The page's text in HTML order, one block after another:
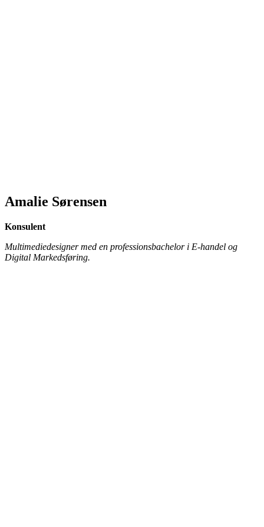
Amalie Sørensen
Konsulent
Multimediedesigner med en professionsbachelor i E-handel og
Digital Markedsføring.